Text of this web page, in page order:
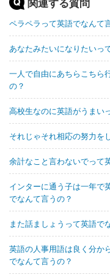
関連する質問
ペラペラって英語でなんて
あなたみたいになりたいっ
一人で自由にあちらこちら
の？
高校生なのに英語がうまい
それじゃそれ相応の努力を
余計なこと言わないでって
インターに通う子は一年で
でなんて言うの？
また話ましょうって英語で
英語の人事用語は良く分か
でなんて言うの？